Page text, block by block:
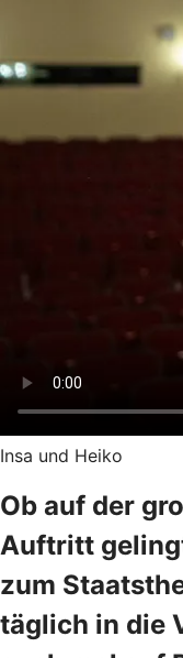
Insa und Heiko
Ob auf der
Auftritt
zum
täglich in die